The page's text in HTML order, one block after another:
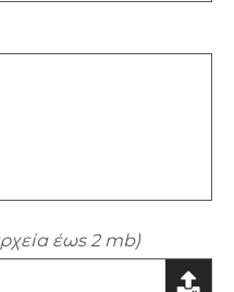
έως 2 mb)